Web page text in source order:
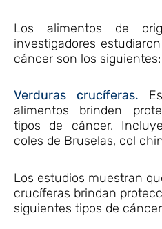
Los alimentos de
investigadores
cáncer son los siguientes:
Verduras crucíferas.
alimentos brinden
tipos de cáncer.
coles de Bruselas, col
Los estudios muestran
crucíferas brindan
siguientes tipos de